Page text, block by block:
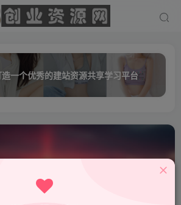
一个优秀的建站资源共享学习平台